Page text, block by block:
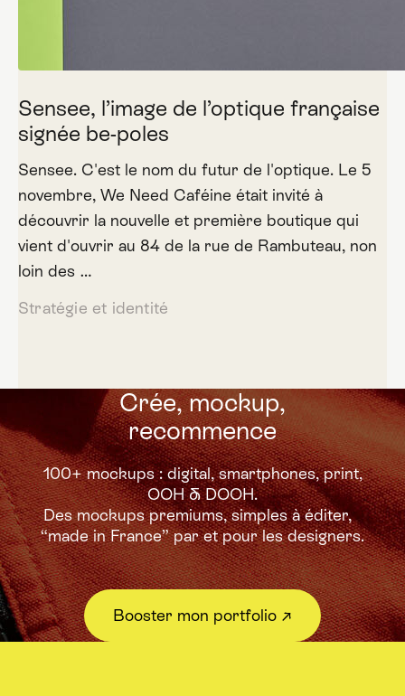
Sensee, l’image de l’optique française
signée be-poles
Sensee. C'est le nom du futur de l'optique. Le 5
novembre, We Need Caféine était invité à
découvrir la nouvelle et première boutique qui
vient d'ouvrir au 84 de la rue de Rambuteau, non
loin des …
Stratégie et identité
Crée, mockup,
recommence
100+ mockups : digital, smartphones, print,
OOH & DOOH.
Des mockups premiums,simples à éditer,
“made in France” par et pour les designers.
Booster mon portfolio ↗︎